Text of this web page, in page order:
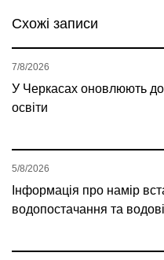
Схожі записи
У Черкасах оновлюють
освіти
7/8/2026
Інформація про намір
водопостачання та
5/8/2026